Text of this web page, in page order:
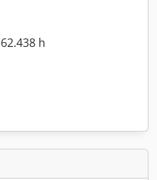
62.438 h